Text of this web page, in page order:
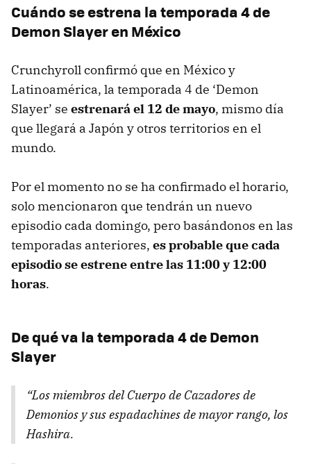
Cuándo se estrena la temporada 4 de
Demon Slayer en México
Crunchyroll confirmó que en México y
Latinoamérica, la temporada 4 de ‘Demon
Slayer’ se estrenará el 12 de mayo, mismo día
que llegará a Japón y otros territorios en el
mundo.
Por el momento no se ha confirmado el horario,
solo mencionaron que tendrán un nuevo
episodio cada domingo, pero basándonos en las
temporadas anteriores, es probable que cada
episodio se estrene entre las 11:00 y 12:00
horas.
De qué va la temporada 4 de Demon
Slayer
“Los miembros del Cuerpo de Cazadores de
Demonios y sus espadachines de mayor rango, los
Hashira.